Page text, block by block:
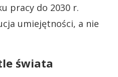
pracy do 2030 r.
umiejętności, a nie
świata